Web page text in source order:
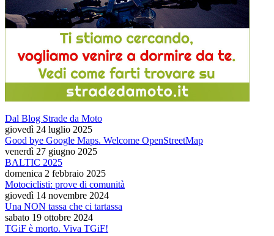
Dal Blog Strade da Moto
giovedì 24 luglio 2025
Good bye Google Maps. Welcome OpenStreetMap
venerdì 27 giugno 2025
BALTIC 2025
domenica 2 febbraio 2025
Motociclisti: prove di comunità
giovedì 14 novembre 2024
Una NON tassa che ci tartassa
sabato 19 ottobre 2024
TGiF è morto. Viva TGiF!